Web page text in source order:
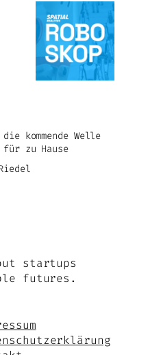
kommende Welle
für zu Hause
startups
futures.